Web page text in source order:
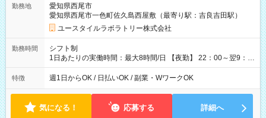
月 ※ 雇用形態と給与に、本採用時と異なる部分があります。 雇
用形態：本採用時と同じです。 給与：時給 1,570円以上
勤務地
愛知県西尾市
愛知県西尾市一色町佐久島西屋敷（最寄り駅：吉良吉田駅）
ユースタイルラボラトリー株式会社
勤務時間
シフト制
1日あたりの実働時間：最大8時間/日 【夜勤】 22：00～翌9：
00 ※週1日～OK ／ 夜勤専従 ＊＊ 勤務時間例 ＊＊ ■22時か
ら翌7時 ■23時から翌8時 ■24時から翌9時 など ※上記の時間
ます。 ※曜日固定（毎週同じ曜日での勤務となります）
特徴 週1日からOK / 日払いOK / 副業・WワークOK
気になる！ 応募する 詳細へ